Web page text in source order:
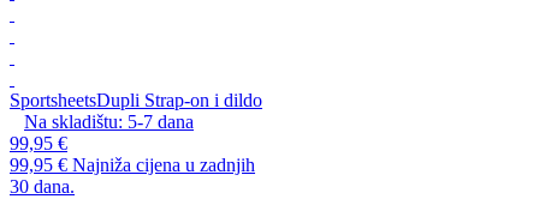
SportsheetsDupli Strap-on i dildo
Na skladištu: 5-7 dana
99,95 €
99,95 € Najniža cijena u zadnjih
30 dana.